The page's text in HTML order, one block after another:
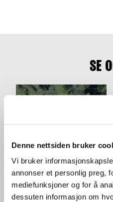
Denne nettsiden bruker
Vi bruker
annonser et personlig preg,
mediefunksjoner og for å
dessuten informasjon om
SE
TERRAFORMA
PRESENTERER: LORENZO
SENNI + FAKETHIAS
KONSERT